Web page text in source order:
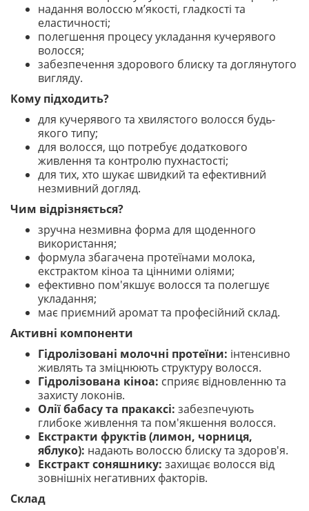
надання волоссю м’якості, гладкості та
еластичності;
полегшення процесу укладання кучерявого
волосся;
забезпечення здорового блиску та доглянутого
вигляду.
Кому підходить?
для кучерявого та хвилястого волосся будь-
якого типу;
для волосся, що потребує додаткового
живлення та контролю пухнастості;
для тих, хто шукає швидкий та ефективний
незмивний догляд.
Чим відрізняється?
зручна незмивна форма для щоденного
використання;
формула збагачена протеїнами молока,
екстрактом кіноа та цінними оліями;
ефективно пом'якшує волосся та полегшує
укладання;
має приємний аромат та професійний склад.
Активні компоненти
Гідролізовані молочні протеїни: інтенсивно
живлять та зміцнюють структуру волосся.
Гідролізована кіноа: сприяє відновленню та
захисту локонів.
Олії бабасу та пракаксі: забезпечують
глибоке живлення та пом'якшення волосся.
Екстракти фруктів (лимон, чорниця,
яблуко): надають волоссю блиску та здоров'я.
Екстракт соняшнику: захищає волосся від
зовнішніх негативних факторів.
Склад